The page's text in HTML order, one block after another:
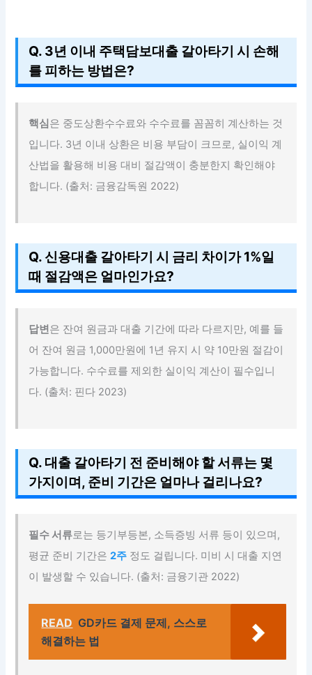
Q. 3년 이내 주택담보대출 갈아타기 시 손해
를 피하는 방법은?
핵심 은 중도상환수수료와 수수료를 꼼꼼히 계산하는 것
입니다. 3년 이내 상환은 비용 부담이 크므로, 실이익 계
산법을 활용해 비용 대비 절감액이 충분한지 확인해야
합니다. (출처: 금융감독원 2022)
Q. 신용대출 갈아타기 시 금리 차이가 1%일
때 절감액은 얼마인가요?
답변은 잔여 원금과 대출 기간에 따라 다르지만, 예를 들
어 잔여 원금 1,000만원에 1년 유지 시 약 10만원 절감이
가능합니다. 수수료를 제외한 실이익 계산이 필수입니
다. (출처: 핀다 2023)
Q. 대출 갈아타기 전 준비해야 할 서류는 몇
가지이며, 준비 기간은 얼마나 걸리나요?
필수 서류로는 등기부등본, 소득증빙 서류 등이 있으며,
평균 준비 기간은2주 정도 걸립니다. 미비 시 대출 지연
이 발생할 수 있습니다. (출처: 금융기관 2022)
READ GD카드 결제 문제, 스스로
해결하는 법